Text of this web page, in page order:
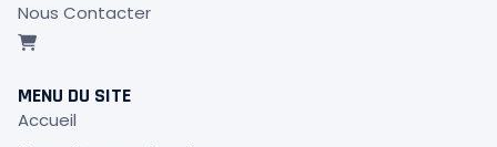
Nous Contacter
MENU DU SITE
Accueil